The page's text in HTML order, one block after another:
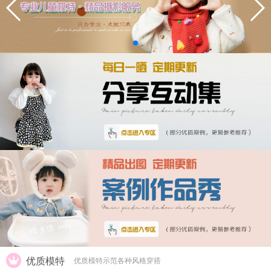
优质模特 优质模特示范各种风格穿搭